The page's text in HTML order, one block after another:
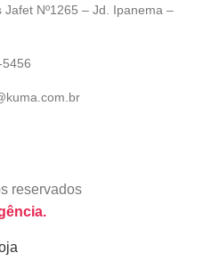
Jafet Nº1265 – Jd. Ipanema –
reservados